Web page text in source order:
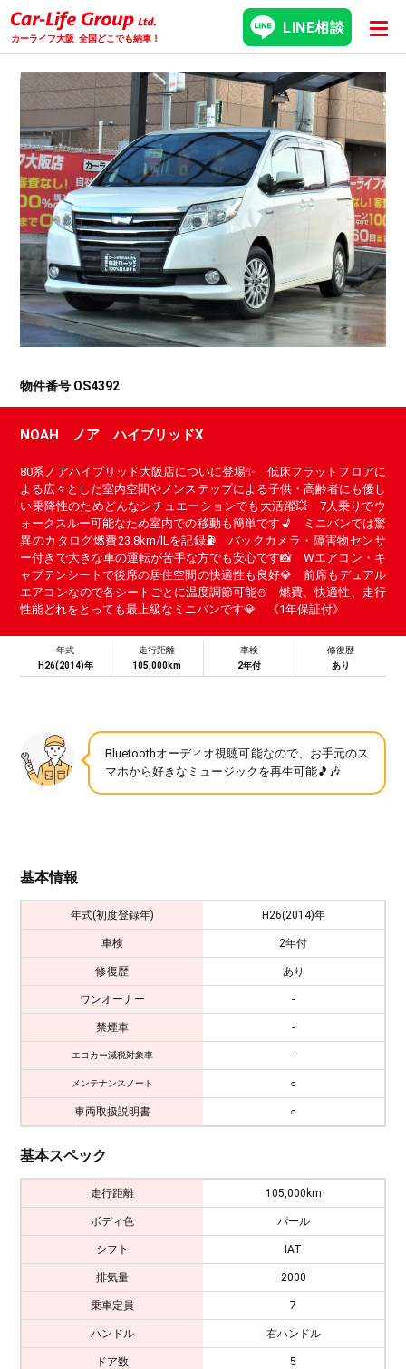
カーライフ大阪 全国どこでも納車！
LINE相談
物件番号 OS4392
NOAH ノア ハイブリッドX
80系ノアハイブリッド大阪店についに登場✨ 低床フラットフロアに
よる広々とした室内空間やノンステップによる子供・高齢者にも優し
い乗降性のためどんなシチュエーションでも大活躍💥 7人乗りでウ
ォークスルー可能なため室内での移動も簡単です💺 ミニバンでは驚
異のカタログ燃費23.8km/lLを記録⛽ バックカメラ・障害物センサ
ー付きで大きな車の運転が苦手な方でも安心です📸 Wエアコン・キ
ャプテンシートで後席の居住空間の快適性も良好💎 前席もデュアル
エアコンなので各シートごとに温度調節可能⛄ 燃費、快適性、走行
性能どれをとっても最上級なミニバンです💎 《1年保証付》
年式
H26(2014)年
走行距離
105,000km
車検
2年付
修復歴
あり
Bluetoothオーディオ視聴可能なので、お手元のス
マホから好きなミュージックを再生可能🎵🎶
基本情報
年式(初度登録年) H26(2014)年
車検 2年付
修復歴 あり
ワンオーナー -
禁煙車 -
エコカー減税対象車 -
メンテナンスノート ○
車両取扱説明書 ○
基本スペック
走行距離 105,000km
ボディ色 パール
シフト IAT
排気量 2000
乗車定員 7
ハンドル 右ハンドル
ドア数 5